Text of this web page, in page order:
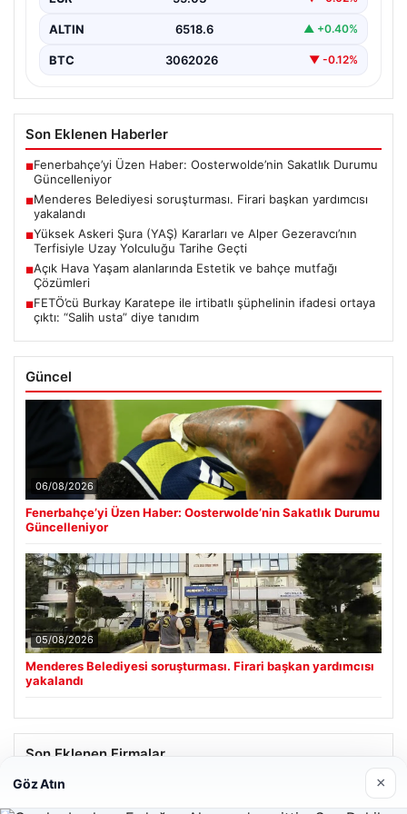
ALTIN 6518.6 ▲ +0.40%
BTC 3062026 ▼ -0.12%
Son Eklenen Haberler
■Fenerbahçe’yi Üzen Haber: Oosterwolde’nin Sakatlık Durumu
Güncelleniyor
■Menderes Belediyesi soruşturması. Firari başkan yardımcısı
yakalandı
■Yüksek Askeri Şura (YAŞ) Kararları ve Alper Gezeravcı’nın
Terfisiyle Uzay Yolculuğu Tarihe Geçti
■Açık Hava Yaşam alanlarında Estetik ve bahçe mutfağı
Çözümleri
■FETÖ’cü Burkay Karatepe ile irtibatlı şüphelinin ifadesi ortaya
çıktı: “Salih usta” diye tanıdım
Güncel
06/08/2026
Fenerbahçe’yi Üzen Haber: Oosterwolde’nin Sakatlık Durumu
Güncelleniyor
05/08/2026
Menderes Belediyesi soruşturması. Firari başkan yardımcısı
yakalandı
Son Eklenen Firmalar
Göz Atın ×